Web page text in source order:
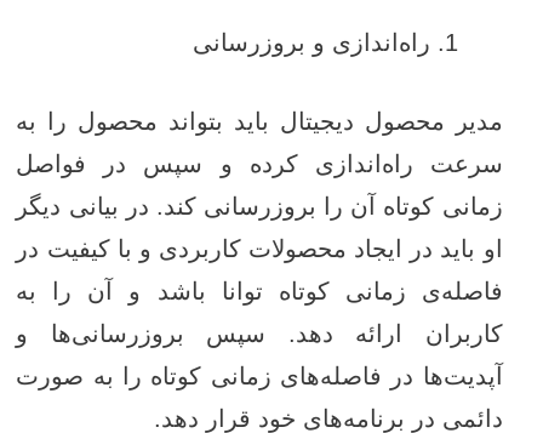
راه‌اندازی و بروزرسانی
مدیر محصول دیجیتال باید بتواند محصول را به
سرعت راه‌اندازی کرده و سپس در فواصل
زمانی کوتاه آن را بروزرسانی کند. در بیانی دیگر
او باید در ایجاد محصولات کاربردی و با کیفیت در
فاصله‌ی زمانی کوتاه توانا باشد و آن را به
کاربران ارائه دهد. سپس بروزرسانی‌ها و
آپدیت‌ها در فاصله‌های زمانی کوتاه را به صورت
دائمی در برنامه‌های خود قرار دهد.